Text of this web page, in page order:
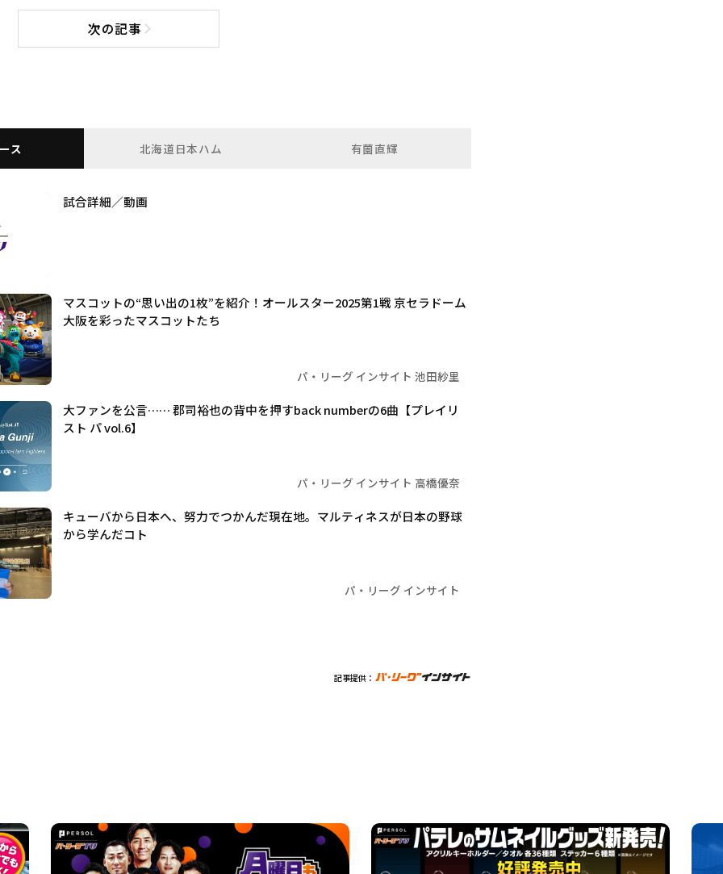
次の記事次の記事へ
ス 北海道日本ハム 有薗直輝
試合詳細／動画
マスコットの“思い出の1枚”を紹介！オールスター2025第1戦 京セラドーム
大阪を彩ったマスコットたち
パ・リーグ インサイト 池田紗里
大ファンを公言…… 郡司裕也の背中を押すback numberの6曲【プレイリ
スト パ vol.6】
パ・リーグ インサイト 高橋優奈
キューバから日本へ、努力でつかんだ現在地。マルティネスが日本の野球
から学んだコト
パ・リーグ インサイト
記事提供：